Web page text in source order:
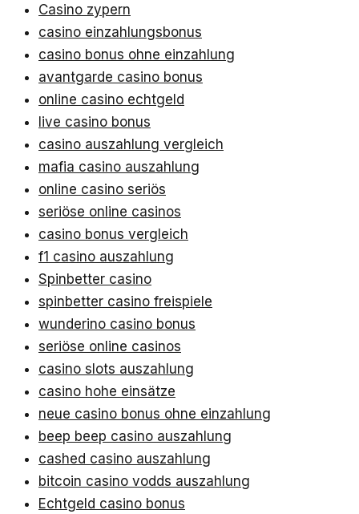
Casino zypern
casino einzahlungsbonus
casino bonus ohne einzahlung
avantgarde casino bonus
online casino echtgeld
live casino bonus
casino auszahlung vergleich
mafia casino auszahlung
online casino seriös
seriöse online casinos
casino bonus vergleich
f1 casino auszahlung
Spinbetter casino
spinbetter casino freispiele
wunderino casino bonus
seriöse online casinos
casino slots auszahlung
casino hohe einsätze
neue casino bonus ohne einzahlung
beep beep casino auszahlung
cashed casino auszahlung
bitcoin casino vodds auszahlung
Echtgeld casino bonus